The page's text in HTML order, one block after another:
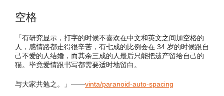
空格
「有研究显示，打字的时候不喜欢在中文和英文之间加空格的
人，感情路都走得很辛苦，有七成的比例会在 34 岁的时候跟自
己不爱的人结婚，而其余三成的人最后只能把遗产留给自己的
猫。毕竟爱情跟书写都需要适时地留白。
与大家共勉之。」——vinta/paranoid-auto-spacing